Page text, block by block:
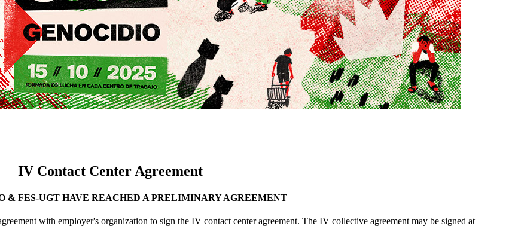
IV Contact Center Agreement
& FES-UGT HAVE REACHED A PRELIMINARY AGREEMENT
with employer's organization to sign the IV contact center agreement. The IV collective agreement may be signed at